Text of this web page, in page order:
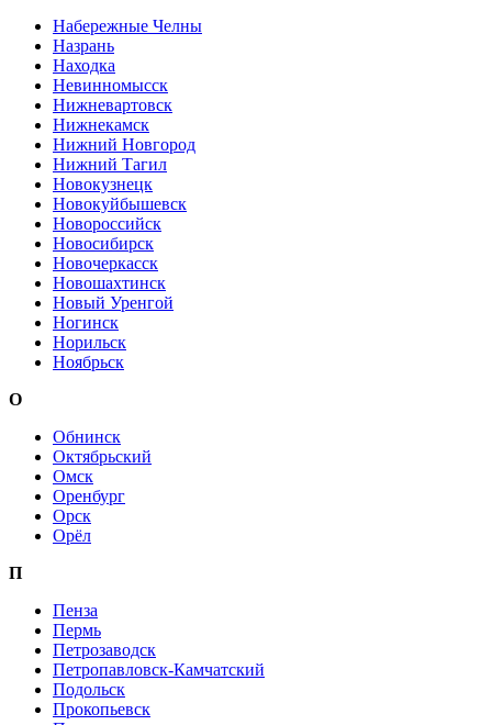
Набережные Челны
Назрань
Находка
Невинномысск
Нижневартовск
Нижнекамск
Нижний Новгород
Нижний Тагил
Новокузнецк
Новокуйбышевск
Новороссийск
Новосибирск
Новочеркасск
Новошахтинск
Новый Уренгой
Ногинск
Норильск
Ноябрьск
О
Обнинск
Октябрьский
Омск
Оренбург
Орск
Орёл
П
Пенза
Пермь
Петрозаводск
Петропавловск-Камчатский
Подольск
Прокопьевск